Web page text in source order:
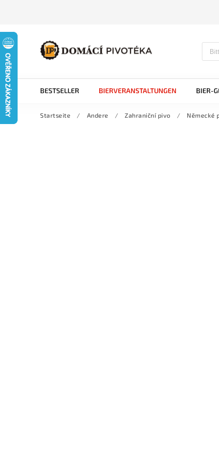
BESTSELLER BIERVERANSTALTUNGEN BIER-
Startseite / Andere / Zahraniční pivo / Německé